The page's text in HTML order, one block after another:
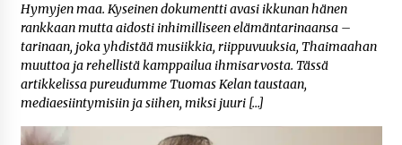
Hymyjen maa. Kyseinen dokumentti avasi ikkunan hänen
rankkaan mutta aidosti inhimilliseen elämäntarinaansa –
tarinaan, joka yhdistää musiikkia, riippuvuuksia, Thaimaahan
muuttoa ja rehellistä kamppailua ihmisarvosta. Tässä
artikkelissa pureudumme Tuomas Kelan taustaan,
mediaesiintymisiin ja siihen, miksi juuri […]